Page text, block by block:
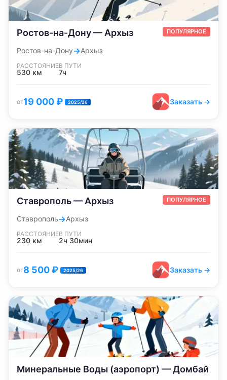
Ростов-на-Дону — Архыз ПОПУЛЯРНОЕ
Ростов-на-Дону→Архыз
РАССТОЯНИЕ
530 км
В ПУТИ
7ч
от19 000₽ 2025/26 Заказать →
Ставрополь — Архыз ПОПУЛЯРНОЕ
Ставрополь→Архыз
РАССТОЯНИЕ
230 км
В ПУТИ
2ч 30мин
от8 500₽ 2025/26 Заказать →
Минеральные Воды (аэропорт) — Домбай